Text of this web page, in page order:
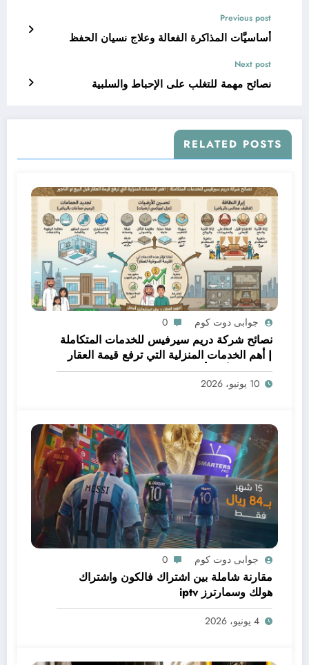
Previous post
أساسيَّات المذاكرة الفعالة وعلاج نسيان الحفظ
Next post
نصائح مهمة للتغلب على الإحباط والسلبية
RELATED POSTS
جوابى دوت كوم 0
نصائح شركة دريم سيرفيس للخدمات المتكاملة
| أهم الخدمات المنزلية التي ترفع قيمة العقار
قبل البيع أو التأجير
10 يونيو، 2026
جوابى دوت كوم 0
مقارنة شاملة بين اشتراك فالكون واشتراك
هولك وسمارترز iptv
4 يونيو، 2026